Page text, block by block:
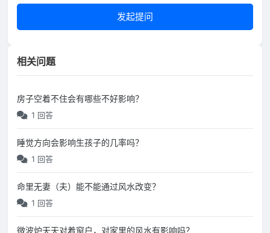
发起提问
相关问题
房子空着不住会有哪些不好影响？
1 回答
睡觉方向会影响生孩子的几率吗？
1 回答
命里无妻（夫）能不能通过风水改变？
1 回答
微波炉天天对着窗户，对家里的风水有影响吗？